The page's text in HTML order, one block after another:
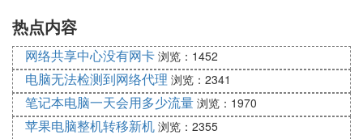
无线路由器A的MAC地址 提示：获取无线路由器MA
C地址其实相当简单，大家可以直接登录对应无线路
由器获取，也可以直接在无线路由器外壳上的'铭标上
查看，当然无线路由器说明书中也有。最简单的还是
看无线路由器外壳上的标注，如下图：
无线路由器WDS中继设置指南
热点内容
网络共享中心没有网卡 浏览：1452
电脑无法检测到网络代理 浏览：2341
笔记本电脑一天会用多少流量 浏览：1970
苹果电脑整机转移新机 浏览：2355